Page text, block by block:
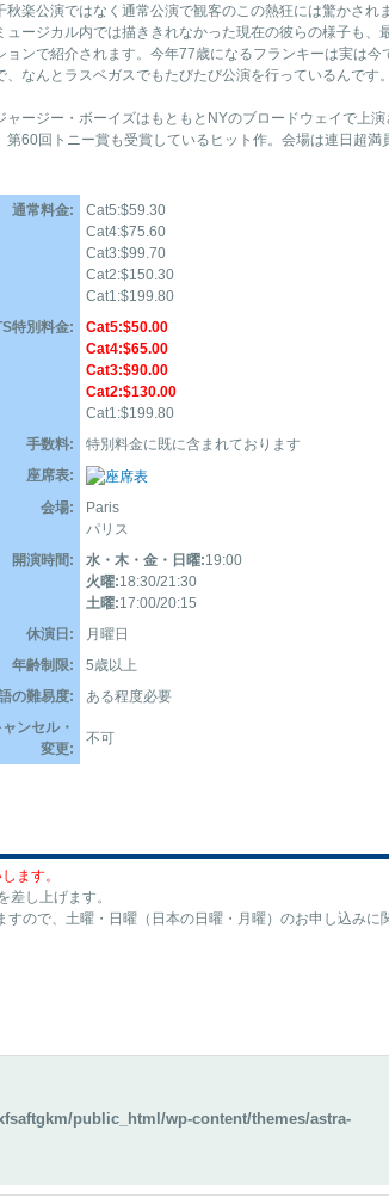
楽公演ではなく通常公演で観客のこの熱狂には驚かされ
ュージカル内では描ききれなかった現在の彼らの様子も、
ョンで紹介されます。今年77歳になるフランキーは実は今
、なんとラスベガスでもたびたび公演を行っているんです。
ージー・ボーイズはもともとNYのブロードウェイで上演
第60回トニー賞も受賞しているヒット作。会場は連日超満
通常料金:
Cat5:$59.30
Cat4:$75.60
Cat3:$99.70
Cat2:$150.30
Cat1:$199.80
特別料金:
Cat5:$50.00
Cat4:$65.00
Cat3:$90.00
Cat2:$130.00
Cat1:$199.80
手数料:
特別料金に既に含まれております
座席表:
会場:
Paris
パリス
開演時間:
水・木・金・日曜:19:00
火曜:18:30/21:30
土曜:17:00/20:15
休演日:
月曜日
年齢制限:
5歳以上
の難易度:
ある程度必要
ャンセル・
変更:
不可
ます。
差し上げます。
すので、土曜・日曜（日本の日曜・月曜）のお申し込みに
public_html/wp-content/themes/astra-